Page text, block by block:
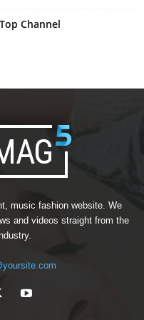
Channel
music fashion website. We
and videos straight from the